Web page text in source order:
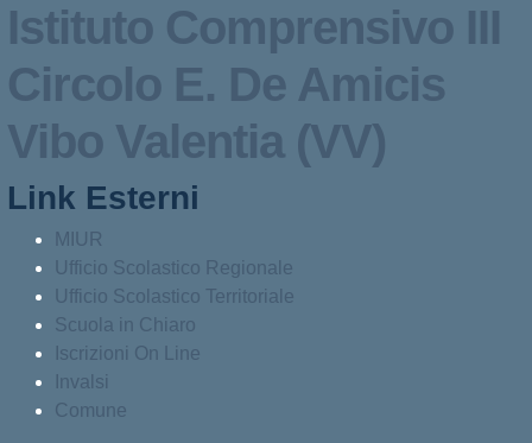
Istituto Comprensivo III
Circolo E. De Amicis
Vibo Valentia (VV)
Link Esterni
MIUR
Ufficio Scolastico Regionale
Ufficio Scolastico Territoriale
Scuola in Chiaro
Iscrizioni On Line
Invalsi
Comune